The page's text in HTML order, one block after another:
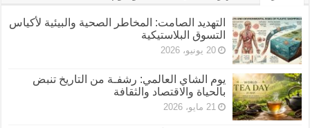
التهديد الصامت: المخاطر الصحية والبيئية لأكياس
التسوق البلاستيكية
20 يونيو، 2026
يوم الشاي العالمي: رشفـة من التاريخ تنبض
بالحياة والاقتصاد والثقافة
21 مايو، 2026